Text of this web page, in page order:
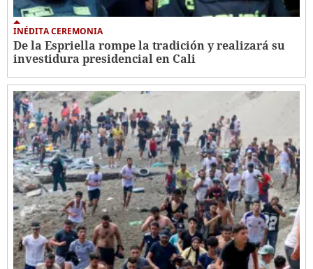
INÉDITA CEREMONIA
De la Espriella rompe la tradición y realizará su
investidura presidencial en Cali